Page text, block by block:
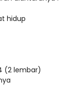
hidup
(2 lembar)